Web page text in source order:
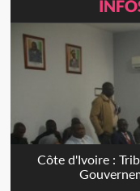
Côte d'Ivoire :